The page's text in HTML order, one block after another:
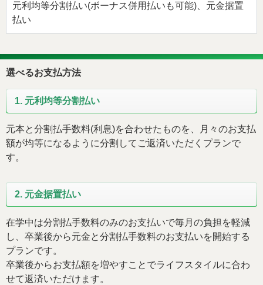
元利均等分割払い(ボーナス併用払いも可能)、元金据置
払い
選べるお支払方法
1. 元利均等分割払い
元本と分割払手数料(利息)を合わせたものを、月々のお支払
額が均等になるように分割してご返済いただくプランで
す。
2. 元金据置払い
在学中は分割払手数料のみのお支払いで毎月の負担を軽減
し、卒業後から元金と分割払手数料のお支払いを開始する
プランです。
卒業後からお支払額を増やすことでライフスタイルに合わ
せて返済いただけます。